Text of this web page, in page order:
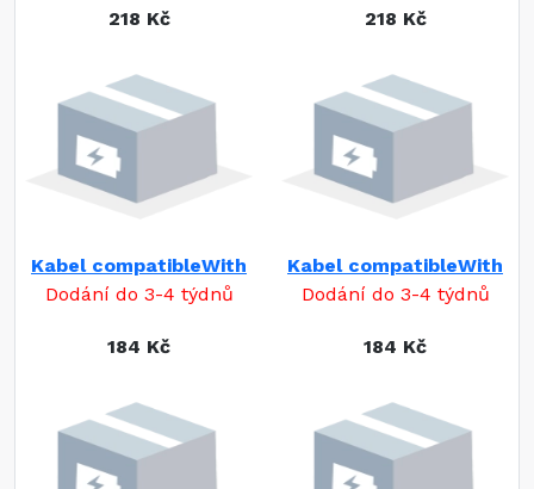
218 Kč 218 Kč
Kabel compatibleWith
Dodání do 3-4 týdnů
184 Kč
Kabel compatibleWith
Dodání do 3-4 týdnů
184 Kč